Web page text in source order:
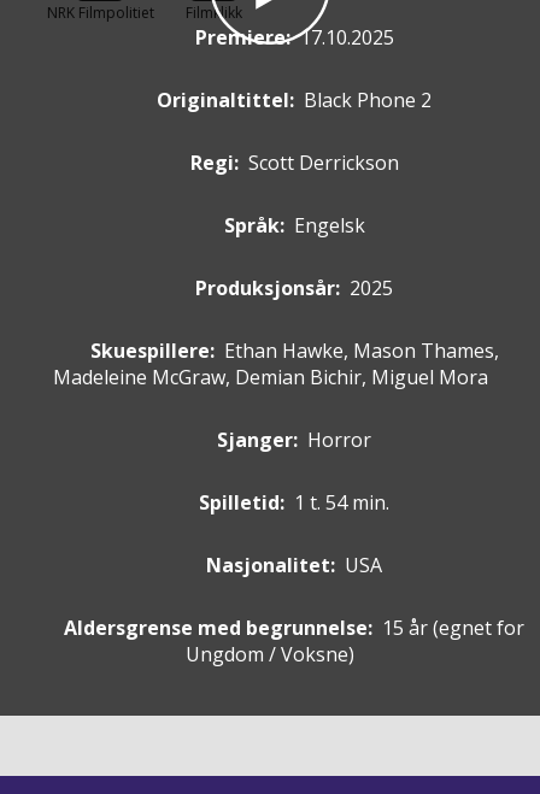
NRK Filmpolitiet Filmklikk
Premiere: 17.10.2025
Originaltittel: Black Phone 2
Regi: Scott Derrickson
Språk: Engelsk
Produksjonsår: 2025
Skuespillere: Ethan Hawke, Mason Thames,
Madeleine McGraw, Demian Bichir, Miguel Mora
Sjanger: Horror
Spilletid: 1 t. 54 min.
Nasjonalitet: USA
Aldersgrense med begrunnelse: 15 år(egnet for
Ungdom / Voksne)